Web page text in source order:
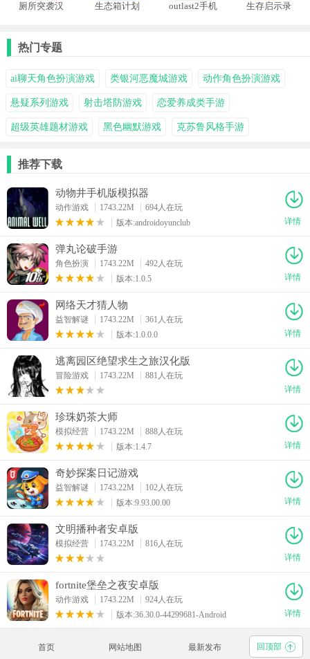
厕所突袭汉
生态箱计划
outlast2手机
生存启示录
热门专题
ai聊天角色扮演游戏 类银河恶魔城游戏 动作角色扮演游戏
悬疑系列游戏 射击塔防游戏 恋爱养成类手游
超级英雄题材游戏 黑色幽默游戏 克苏鲁风格手游
推荐下载
动物井手机版模拟器
动作游戏 1743.22M
694人在玩
版本:androidoyunclub
详情
弹丸论破手游
角色扮演 1743.22M
492人在玩
版本:1.0.5
详情
网络天才猜人物
益智解谜 1743.22M
361人在玩
版本:1.0.0.0
详情
逃离园区绝望求生之旅汉化版
冒险游戏 1743.22M
881人在玩
详情
珍珠奶茶大师
模拟经营 1743.22M
888人在玩
版本:1.4.7
详情
奇妙探案日记游戏
益智解谜 1743.22M
102人在玩
版本:9.93.00.00
详情
文明播种者安卓版
模拟经营 1743.22M
816人在玩
详情
fortnite堡垒之夜安卓版
动作游戏 1743.22M
924人在玩
版本:36.30.0-44299681-Android
详情
首页 网站地图 最新发布 回顶部